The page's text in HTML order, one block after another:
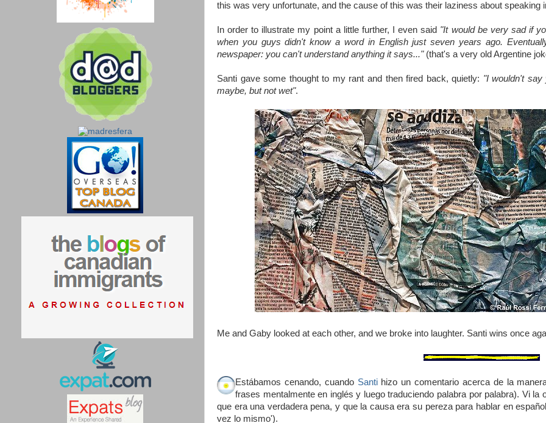
this was very unfortunate, and the cause of this was their laziness about speaking
In order to illustrate my point a little further, I even said "It would be very sad if
when you guys didn't know a word in English just seven years ago.
newspaper: you can't understand anything it says..."(that's a very old Argentine
Santi gave some thought to my rant and then fired back, quietly: "I wouldn't
maybe, but not wet".
Me and Gaby looked at each other, and we broke into laughter. Santi wins once
Estábamos cenando, cuando Santihizo un comentario acerca de la
frases mentalmente en inglés y luego traduciendo palabra por palabra). Vi la
que era una verdadera pena, y que la causa era su pereza para hablar en
vez lo mismo').